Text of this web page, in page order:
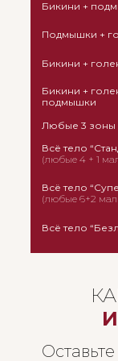
Бикини +
Бикини +
Подмышки +
Всё тело
(любые 4 + 1
Бикини +
подмышки
Всё тело
(любые 6+2
Любые 3 зоны
Всё тело